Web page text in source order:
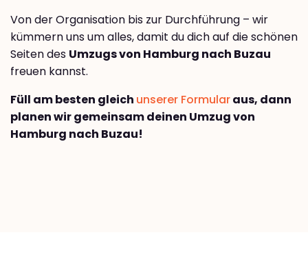
Von der Organisation bis zur Durchführung – wir
kümmern uns um alles, damit du dich auf die schönen
Seiten des Umzugs von Hamburg nach Buzau
freuen kannst.
Füll am besten gleich unserer Formularaus, dann
planen wir gemeinsam deinen Umzug von
Hamburg nach Buzau!